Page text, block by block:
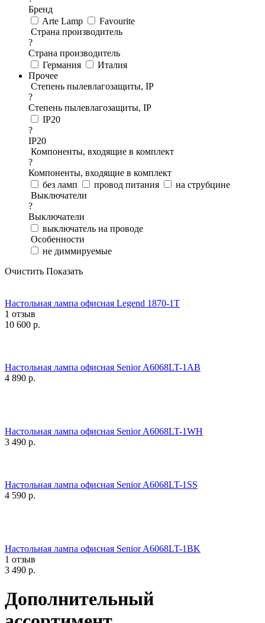
Бренд
Arte Lamp
Favourite
Страна производитель
?
Страна производитель
Германия
Италия
Прочее
Степень пылевлагозащиты, IP
?
Степень пылевлагозащиты, IP
IP20
?
IP20
Компоненты, входящие в комплект
?
Компоненты, входящие в комплект
без ламп
провод питания
на струбцине
Выключатели
?
Выключатели
выключатель на проводе
Особенности
не диммируемые
Очистить Показать
Настольная лампа офисная Legend 1870-1T
1 отзыв
10 600 р.
Настольная лампа офисная Senior A6068LT-1AB
4 890 р.
Настольная лампа офисная Senior A6068LT-1WH
3 490 р.
Настольная лампа офисная Senior A6068LT-1SS
4 590 р.
Настольная лампа офисная Senior A6068LT-1BK
1 отзыв
3 490 р.
Дополнительный